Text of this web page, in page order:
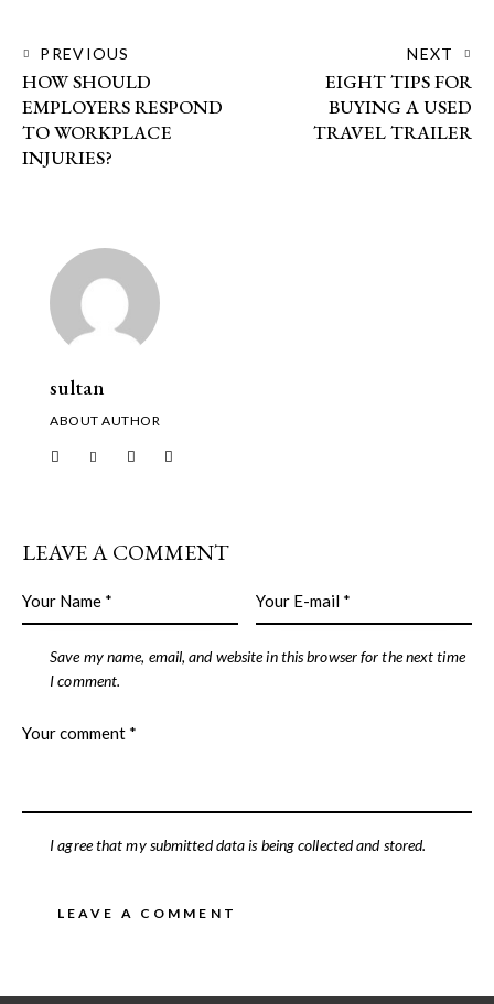
PREVIOUS
HOW SHOULD
EMPLOYERS RESPOND
TO WORKPLACE
INJURIES?
NEXT
EIGHT TIPS FOR
BUYING A USED
TRAVEL TRAILER
sultan
ABOUT AUTHOR
LEAVE A COMMENT
Save my name, email, and website in this browser for the next time
I comment.
I agree that my submitted data is being collected and stored.